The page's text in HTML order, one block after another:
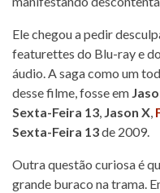
Ele chegou a pedir
featurettes do Blu-ray e
áudio. A saga como um
desse filme, fosse em
Sexta-Feira 13, Jason X,
Sexta-Feira 13de 2009.
Outra questão curiosa é
grande buraco na trama.